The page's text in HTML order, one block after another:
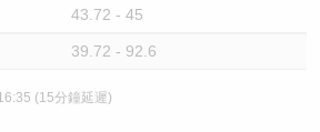
43.72 - 45
39.72 - 92.6
(15分鐘延遲)